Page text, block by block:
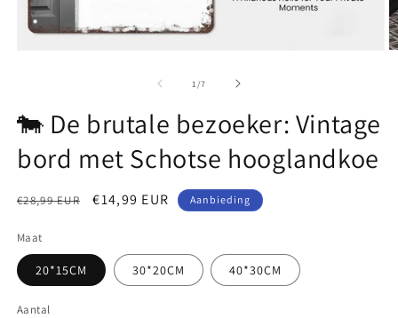
1 /van
7
🐄 De brutale bezoeker: Vintage
bord met Schotse hooglandkoe
Normale
€28,99 EUR Aanbiedingsprijs
€14,99 EUR Aanbieding
Maat
20*15CM 30*20CM 40*30CM
Aantal